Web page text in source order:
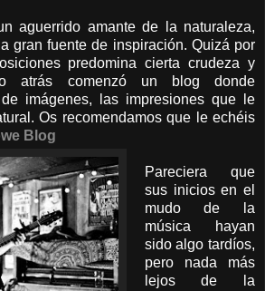
aguerrido amante de la naturaleza,
gran fuente de inspiración. Quizá por
predomina cierta crudeza y
atrás comenzó un blog donde
imágenes, las impresiones que le
Os recomendamos que le echéis
Blog
Pareciera que
sus inicios en el
mudo de la
música hayan
sido algo tardíos,
pero nada más
lejos de la